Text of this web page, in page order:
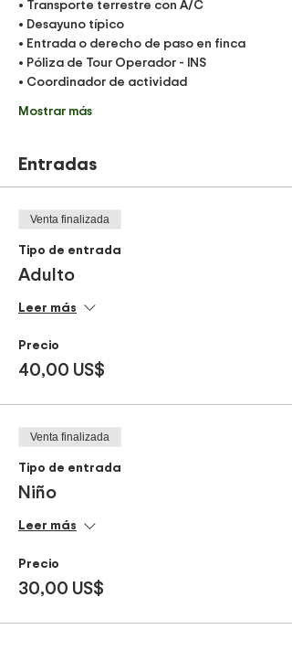
• Transporte terrestre con A/C
• Desayuno típico
• Entrada o derecho de paso en finca
• Póliza de Tour Operador - INS
• Coordinador de actividad
Mostrar más
Entradas
Venta finalizada
Tipo de entrada
Adulto
Leer más
Precio
40,00 US$
Venta finalizada
Tipo de entrada
Niño
Leer más
Precio
30,00 US$